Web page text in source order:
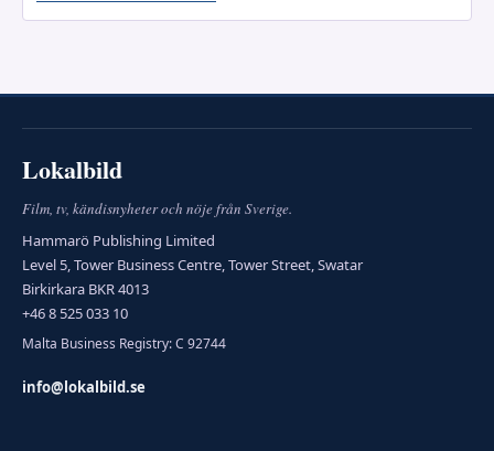
Lokalbild
Film, tv, kändisnyheter och nöje från Sverige.
Hammarö Publishing Limited
Level 5, Tower Business Centre, Tower Street, Swatar
Birkirkara BKR 4013
+46 8 525 033 10
Malta Business Registry: C 92744
info@lokalbild.se